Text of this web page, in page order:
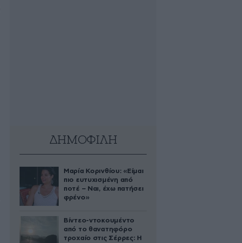
ΔΗΜΟΦΙΛΗ
Μαρία Κορινθίου: «Είμαι
πιο ευτυχισμένη από
ποτέ – Ναι, έχω πατήσει
φρένο»
Βίντεο-ντοκουμέντο
από το θανατηφόρο
τροχαίο στις Σέρρες: Η